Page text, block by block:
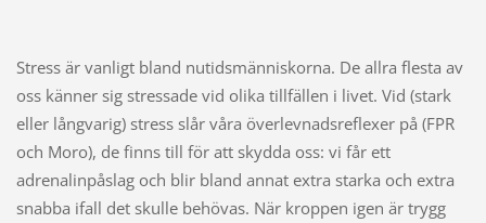
Stress är vanligt bland nutidsmänniskorna. De allra flesta av
oss känner sig stressade vid olika tillfällen i livet. Vid (stark
eller långvarig) stress slår våra överlevnadsreflexer på (FPR
och Moro), de finns till för att skydda oss: vi får ett
adrenalinpåslag och blir bland annat extra starka och extra
snabba ifall det skulle behövas. När kroppen igen är trygg